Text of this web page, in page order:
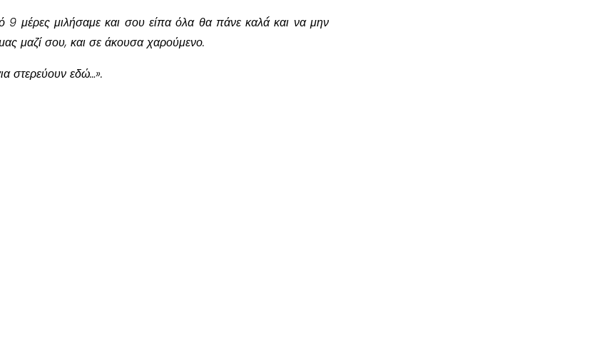
9 μέρες μιλήσαμε και σου είπα όλα θα πάνε καλά́ και να μην
μαζί σου, και σε άκουσα χαρούμενο.
στερεύουν εδώ…».